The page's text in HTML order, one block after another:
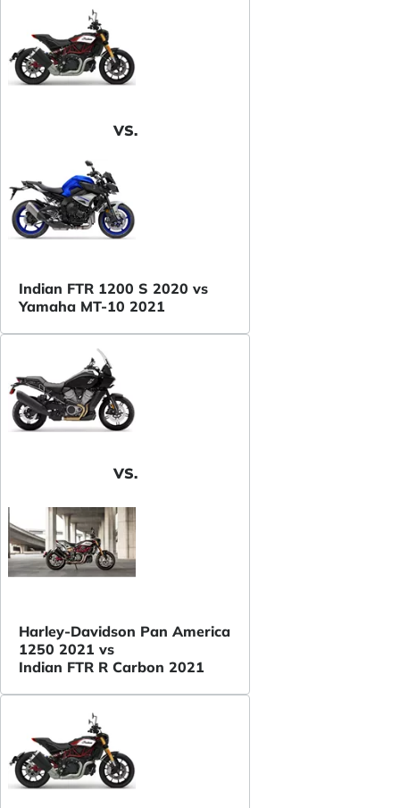
VS.
Indian FTR 1200 S 2020 vs
Yamaha MT-10 2021
VS.
Harley-Davidson Pan America
1250 2021 vs
Indian FTR R Carbon 2021